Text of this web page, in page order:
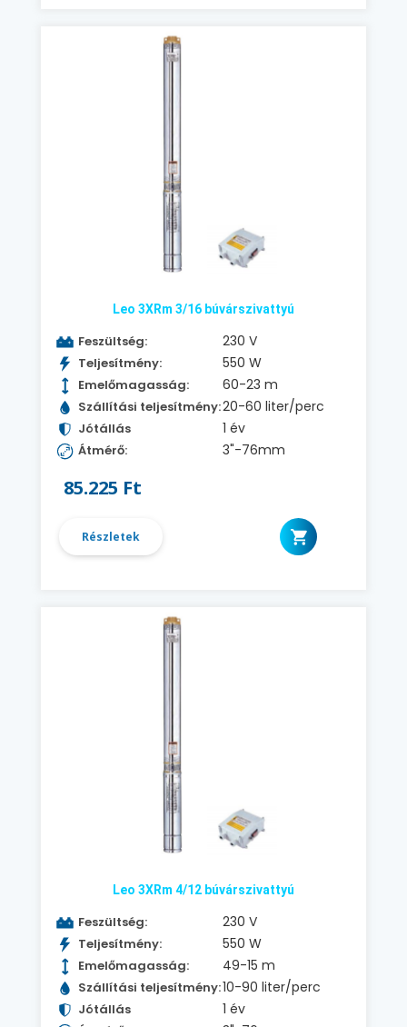
Leo 3XRm 3/16 búvárszivattyú
Feszültség: 230 V
Teljesítmény: 550 W
Emelőmagasság: 60-23 m
Szállítási teljesítmény:20-60 liter/perc
Jótállás 1 év
Átmérő: 3"-76mm
85.225 Ft
Részletek
Leo 3XRm 4/12 búvárszivattyú
Feszültség: 230 V
Teljesítmény: 550 W
Emelőmagasság: 49-15 m
Szállítási teljesítmény:10-90 liter/perc
Jótállás 1 év